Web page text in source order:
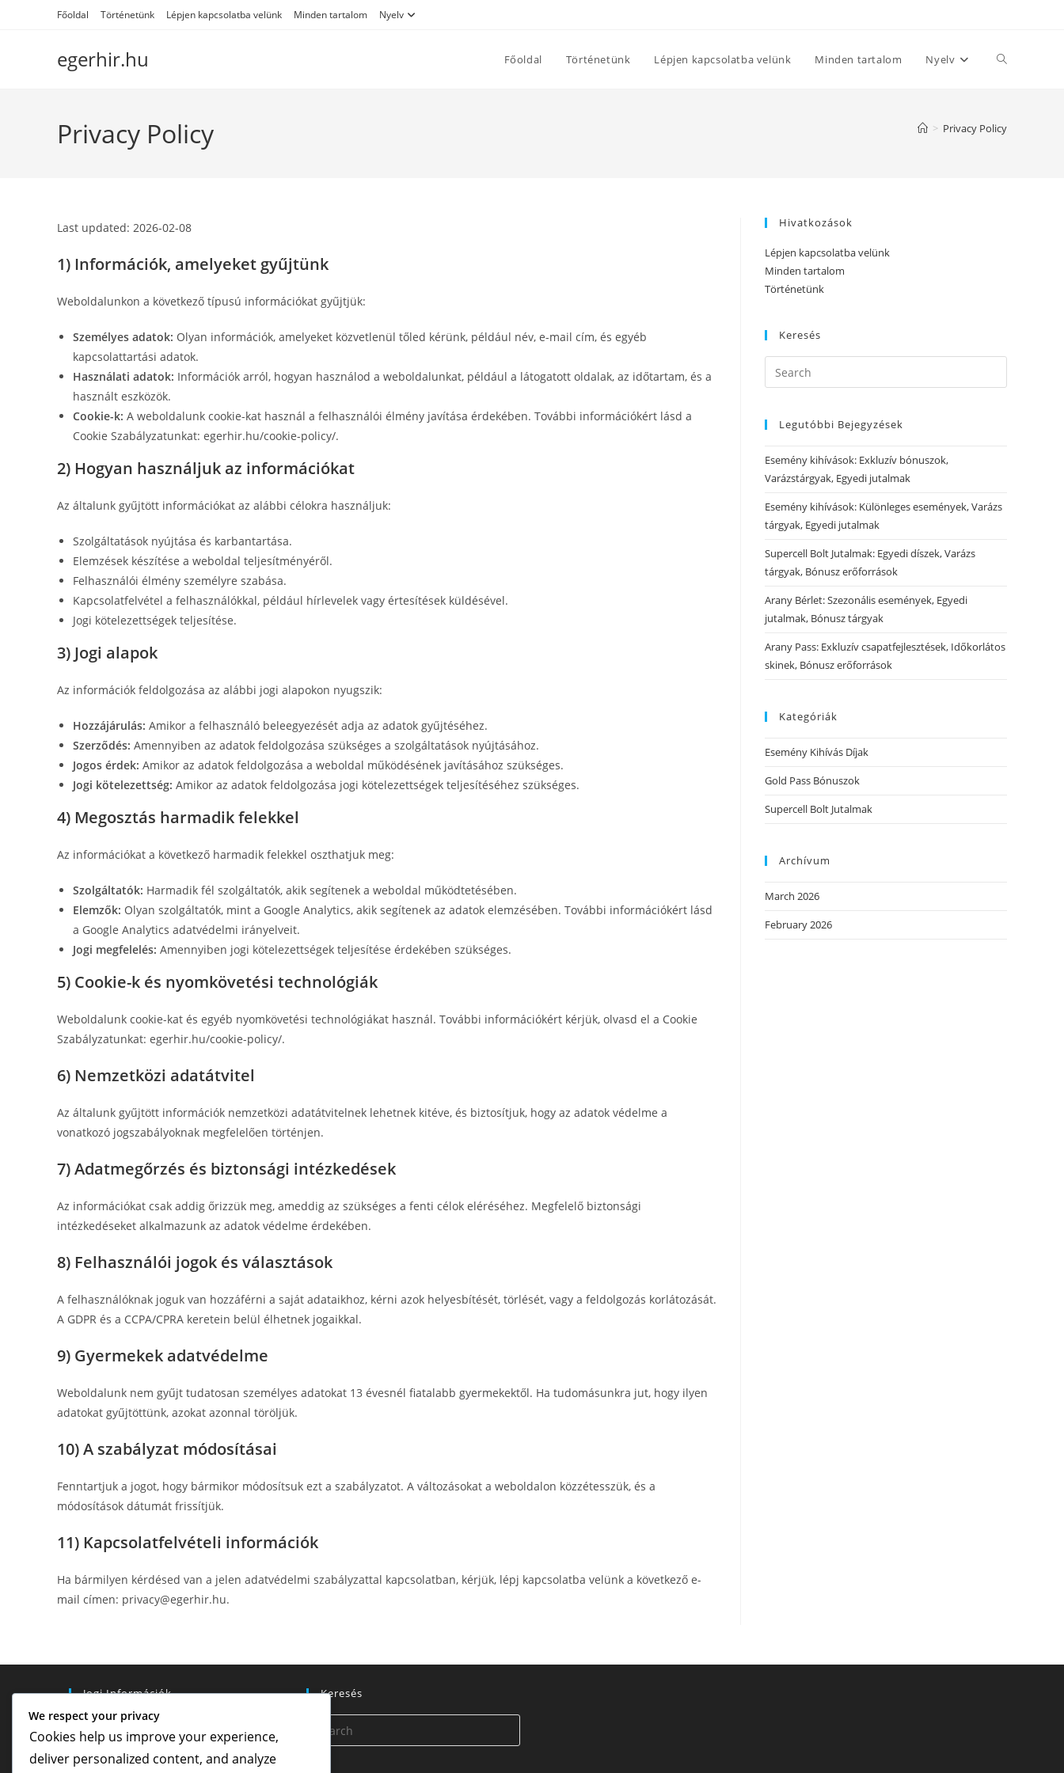
Főoldal Történetünk Lépjen kapcsolatba velünk Minden tartalom Nyelv
egerhir.hu Főoldal Történetünk Lépjen kapcsolatba velünk Minden tartalom Nyelv Toggle
Privacy Policy > Privacy Policy
Last updated: 2026-02-08
1) Információk, amelyeket gyűjtünk
Weboldalunkon a következő típusú információkat gyűjtjük:
Személyes adatok: Olyan információk, amelyeket közvetlenül tőled kérünk, például név, e-mail cím, és egyéb
kapcsolattartási adatok.
Használati adatok: Információk arról, hogyan használod a weboldalunkat, például a látogatott oldalak, az időtartam, és a
használt eszközök.
Cookie-k: A weboldalunk cookie-kat használ a felhasználói élmény javítása érdekében. További információkért lásd a
Cookie Szabályzatunkat: egerhir.hu/cookie-policy/.
2) Hogyan használjuk az információkat
Az általunk gyűjtött információkat az alábbi célokra használjuk:
Szolgáltatások nyújtása és karbantartása.
Elemzések készítése a weboldal teljesítményéről.
Felhasználói élmény személyre szabása.
Kapcsolatfelvétel a felhasználókkal, például hírlevelek vagy értesítések küldésével.
Jogi kötelezettségek teljesítése.
3) Jogi alapok
Az információk feldolgozása az alábbi jogi alapokon nyugszik:
Hozzájárulás: Amikor a felhasználó beleegyezését adja az adatok gyűjtéséhez.
Szerződés: Amennyiben az adatok feldolgozása szükséges a szolgáltatások nyújtásához.
Jogos érdek: Amikor az adatok feldolgozása a weboldal működésének javításához szükséges.
Jogi kötelezettség: Amikor az adatok feldolgozása jogi kötelezettségek teljesítéséhez szükséges.
4) Megosztás harmadik felekkel
Az információkat a következő harmadik felekkel oszthatjuk meg:
Szolgáltatók: Harmadik fél szolgáltatók, akik segítenek a weboldal működtetésében.
Elemzők: Olyan szolgáltatók, mint a Google Analytics, akik segítenek az adatok elemzésében. További információkért lásd
a Google Analytics adatvédelmi irányelveit.
Jogi megfelelés: Amennyiben jogi kötelezettségek teljesítése érdekében szükséges.
5) Cookie-k és nyomkövetési technológiák
Weboldalunk cookie-kat és egyéb nyomkövetési technológiákat használ. További információkért kérjük, olvasd el a Cookie
Szabályzatunkat: egerhir.hu/cookie-policy/.
6) Nemzetközi adatátvitel
Az általunk gyűjtött információk nemzetközi adatátvitelnek lehetnek kitéve, és biztosítjuk, hogy az adatok védelme a
vonatkozó jogszabályoknak megfelelően történjen.
7) Adatmegőrzés és biztonsági intézkedések
Az információkat csak addig őrizzük meg, ameddig az szükséges a fenti célok eléréséhez. Megfelelő biztonsági
intézkedéseket alkalmazunk az adatok védelme érdekében.
8) Felhasználói jogok és választások
A felhasználóknak joguk van hozzáférni a saját adataikhoz, kérni azok helyesbítését, törlését, vagy a feldolgozás korlátozását.
A GDPR és a CCPA/CPRA keretein belül élhetnek jogaikkal.
9) Gyermekek adatvédelme
Weboldalunk nem gyűjt tudatosan személyes adatokat 13 évesnél fiatalabb gyermekektől. Ha tudomásunkra jut, hogy ilyen
adatokat gyűjtöttünk, azokat azonnal töröljük.
10) A szabályzat módosításai
Fenntartjuk a jogot, hogy bármikor módosítsuk ezt a szabályzatot. A változásokat a weboldalon közzétesszük, és a
módosítások dátumát frissítjük.
11) Kapcsolatfelvételi információk
Ha bármilyen kérdésed van a jelen adatvédelmi szabályzattal kapcsolatban, kérjük, lépj kapcsolatba velünk a következő e-
mail címen: privacy@egerhir.hu.
Hivatkozások
Lépjen kapcsolatba velünk
Minden tartalom
Történetünk
Keresés
Legutóbbi Bejegyzések
Esemény kihívások: Exkluzív bónuszok,
Varázstárgyak, Egyedi jutalmak
Esemény kihívások: Különleges események, Varázs
tárgyak, Egyedi jutalmak
Supercell Bolt Jutalmak: Egyedi díszek, Varázs
tárgyak, Bónusz erőforrások
Arany Bérlet: Szezonális események, Egyedi
jutalmak, Bónusz tárgyak
Arany Pass: Exkluzív csapatfejlesztések, Időkorlátos
skinek, Bónusz erőforrások
Kategóriák
Esemény Kihívás Díjak
Gold Pass Bónuszok
Supercell Bolt Jutalmak
Archívum
March 2026
February 2026
Jogi Információk
Felhasználói megállapodás
Süti beállítások
Keresés
We respect your privacy
Cookies help us improve your experience,
deliver personalized content, and analyze